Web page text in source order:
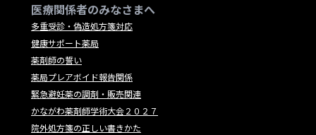
医療関係者のみなさまへ
多重受診・偽造処方箋対応
健康サポート薬局
薬剤師の誓い
薬局プレアボイド報告関係
緊急避妊薬の調剤・販売関連
かながわ薬剤師学術大会２０２７
院外処方箋の正しい書きかた